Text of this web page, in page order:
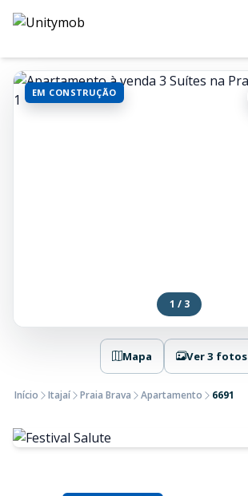
EM CONSTRUÇÃO
1 / 3
Mapa Ver 3 fotos
Início Itajaí Praia Brava Apartamento 6691